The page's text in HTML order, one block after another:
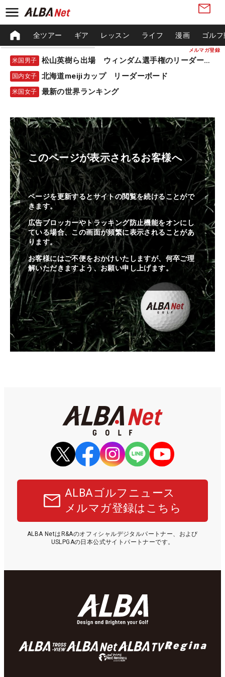
メルマガ登録
全ツアー ギア レッスン ライフ 漫画 ゴル
米国男子 松山英樹ら出場 ウィンダム選手権のリーダーボード
国内女子 北海道meijiカップ リーダーボード
米国女子 最新の世界ランキング
このページが表示されるお客様へ
ページを更新するとサイトの閲覧を続けることがで
きます。
広告ブロッカーやトラッキング防止機能をオンにし
ている場合、この画面が頻繁に表示されることがあ
ります。
お客様にはご不便をおかけいたしますが、何卒ご理
解いただきますよう、お願い申し上げます。
ALBAゴルフニュース
メルマガ登録はこちら
ALBA NetはR&Aのオフィシャルデジタルパートナー、および
USLPGAの日本公式サイトパートナーです。